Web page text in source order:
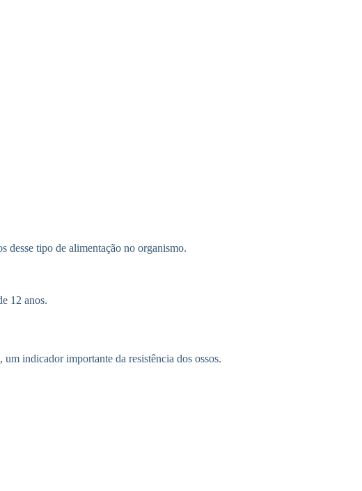
desse tipo de alimentação no organismo.
12 anos.
, um indicador importante da resistência dos ossos.